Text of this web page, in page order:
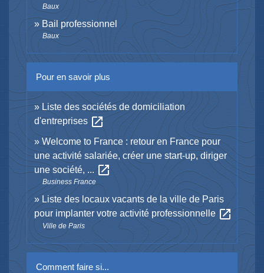
Baux
Bail professionnel
Baux
Pour en savoir plus
Liste des sociétés de domiciliation
d'entreprises open_in_new
Welcome to France : retour en France pour
une activité salariée, créer une start-up, diriger
une société, ...open_in_new
Business France
Liste des locaux vacants de la ville de Paris
pour implanter votre activité professionnelleopen_in_new
Ville de Paris
Comment faire si...